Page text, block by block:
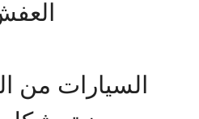
السيارات من